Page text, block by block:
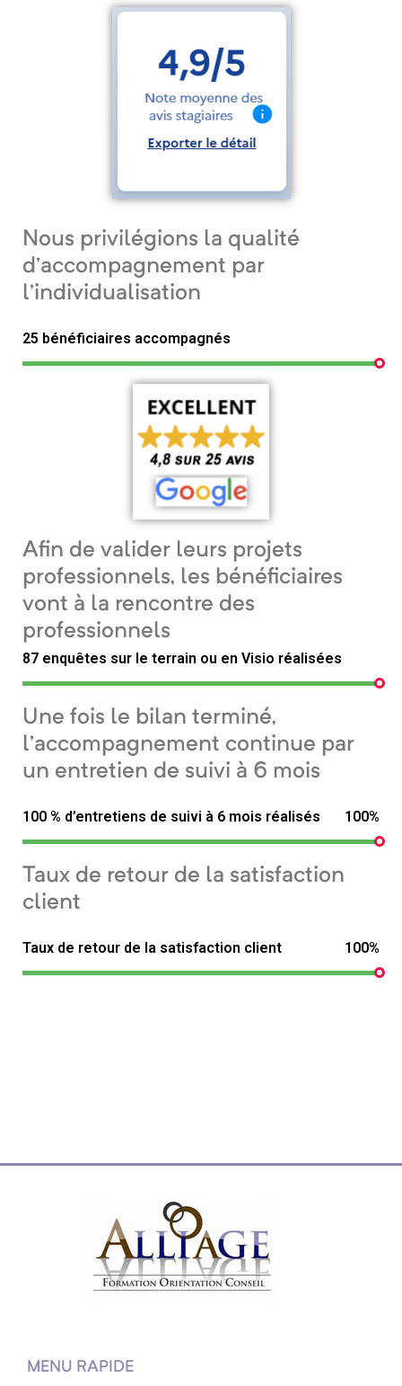
Nous privilégions la qualité
d’accompagnement par
l’individualisation
25 bénéficiaires accompagnés
Afin de valider leurs projets
professionnels, les bénéficiaires
vont à la rencontre des
professionnels
87 enquêtes sur le terrain ou en Visio réalisées
Une fois le bilan terminé,
l’accompagnement continue par
un entretien de suivi à 6 mois
100 % d’entretiens de suivi à 6 mois réalisés 100%
Taux de retour de la satisfaction
client
Taux de retour de la satisfaction client 100%
MENU RAPIDE